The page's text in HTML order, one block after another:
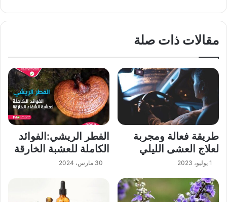
مقالات ذات صلة
طريقة فعالة ومجربة
لعلاج العشى الليلي
1 يوليو، 2023
الفطر الريشي:الفوائد
الكاملة للعشبة الخارقة
30 مارس، 2024